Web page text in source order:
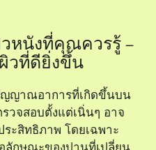
วหนังที่คุณควรรู้ –
วที่ดียิ่งขึ้น
ญาณอาการที่เกิดขึ้นบน
วจสอบตั้งแต่เนิ่นๆ อาจ
ะสิทธิภาพ โดยเฉพาะ
ลักษณะของปานที่เปลี่ยน